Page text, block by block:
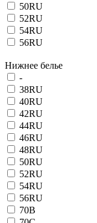
50RU
52RU
54RU
56RU
Нижнее белье
-
38RU
40RU
42RU
44RU
46RU
48RU
50RU
52RU
54RU
56RU
70B